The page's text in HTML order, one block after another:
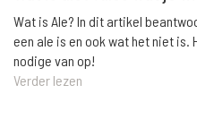
Wat is Ale? In dit artikel
een ale is en ook wat het niet is.
nodige van op!
Verder lezen